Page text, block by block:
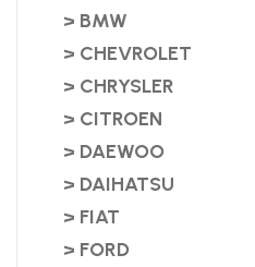
> BMW
> CHEVROLET
> CHRYSLER
> CITROEN
> DAEWOO
> DAIHATSU
> FIAT
> FORD